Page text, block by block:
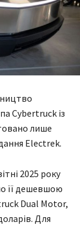
Cybertruck із
лише
Electrek.
2025 року
її дешевшою
Dual Motor,
Для